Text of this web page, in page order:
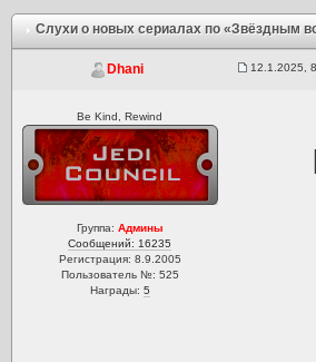
Слухи о новых сериалах по «Звёздным
Dhani 12.1.2025,
Be Kind, Rewind
Группа: Админы
Сообщений: 16235
Регистрация: 8.9.2005
Пользователь №: 525
Награды: 5